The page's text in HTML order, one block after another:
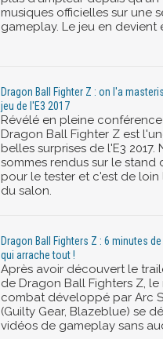
musiques officielles sur une
gameplay. Le jeu en devient
Dragon Ball Fighter Z : on l'a
jeu de l'E3 2017
Révélé en pleine
Dragon Ball Fighter Z est
belles surprises de l'E3 2017.
sommes rendus sur le stand
pour le tester et c'est de loin
du salon.
Dragon Ball Fighters Z : 6 minutes
qui arrache tout !
Après avoir découvert le
de Dragon Ball Fighters Z,
combat développé par Arc
(Guilty Gear, Blazeblue) se
vidéos de gameplay sans